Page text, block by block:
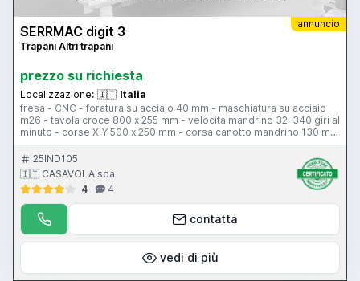
annuncio
SERRMAC digit 3
Trapani Altri trapani
prezzo su richiesta
Localizzazione: 🇮🇹 Italia
fresa - CNC - foratura su acciaio 40 mm - maschiatura su acciaio
m26 - tavola croce 800 x 255 mm - velocita mandrino 32-340 giri al
minuto - corse X-Y 500 x 250 mm - corsa canotto mandrino 130 mm
- attacco mandrino CM4 - 2 assi controllati con programmatore di
quote integrato e discesa automatica del mandrino - come nuovo
25IND105
🇮🇹 CASAVOLA spa
4
4
contatta
vedi di più